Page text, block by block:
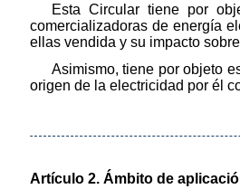
Esta Circular tiene por
comercializadoras de energía
ellas vendida y su impacto
Asimismo, tiene por objeto
origen de la electricidad por él
Artículo 2. Ámbito de